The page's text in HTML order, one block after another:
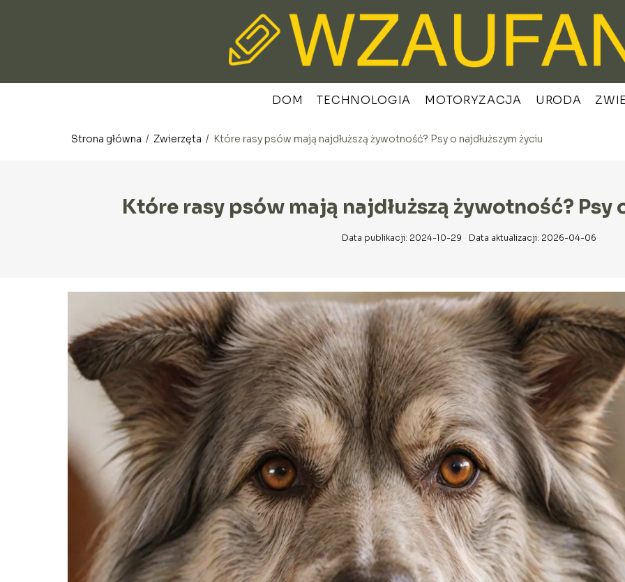
DOM TECHNOLOGIA MOTORYZACJA URODA
Strona główna / Zwierzęta / Które rasy psów mają najdłuższą żywotność? Psy o najdłuższym życiu
Które rasy psów mają najdłuższą żywotność? Psy
Data publikacji: 2024-10-29 Data aktualizacji: 2026-04-06